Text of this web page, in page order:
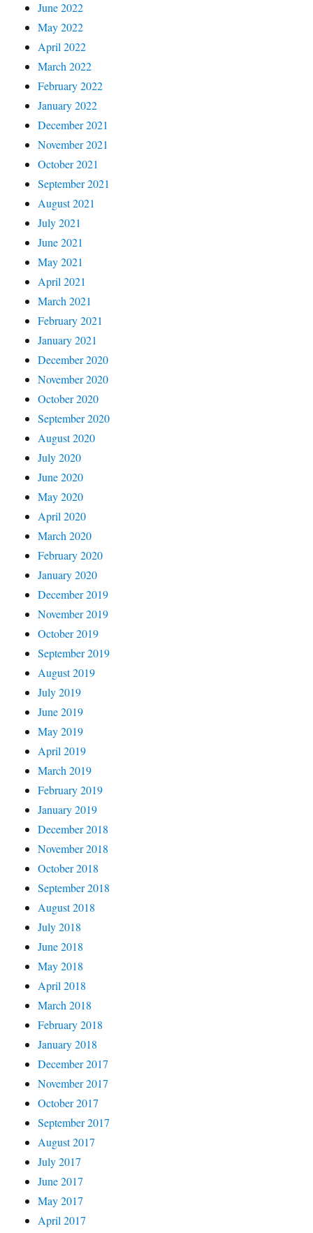
June 2022
May 2022
April 2022
March 2022
February 2022
January 2022
December 2021
November 2021
October 2021
September 2021
August 2021
July 2021
June 2021
May 2021
April 2021
March 2021
February 2021
January 2021
December 2020
November 2020
October 2020
September 2020
August 2020
July 2020
June 2020
May 2020
April 2020
March 2020
February 2020
January 2020
December 2019
November 2019
October 2019
September 2019
August 2019
July 2019
June 2019
May 2019
April 2019
March 2019
February 2019
January 2019
December 2018
November 2018
October 2018
September 2018
August 2018
July 2018
June 2018
May 2018
April 2018
March 2018
February 2018
January 2018
December 2017
November 2017
October 2017
September 2017
August 2017
July 2017
June 2017
May 2017
April 2017